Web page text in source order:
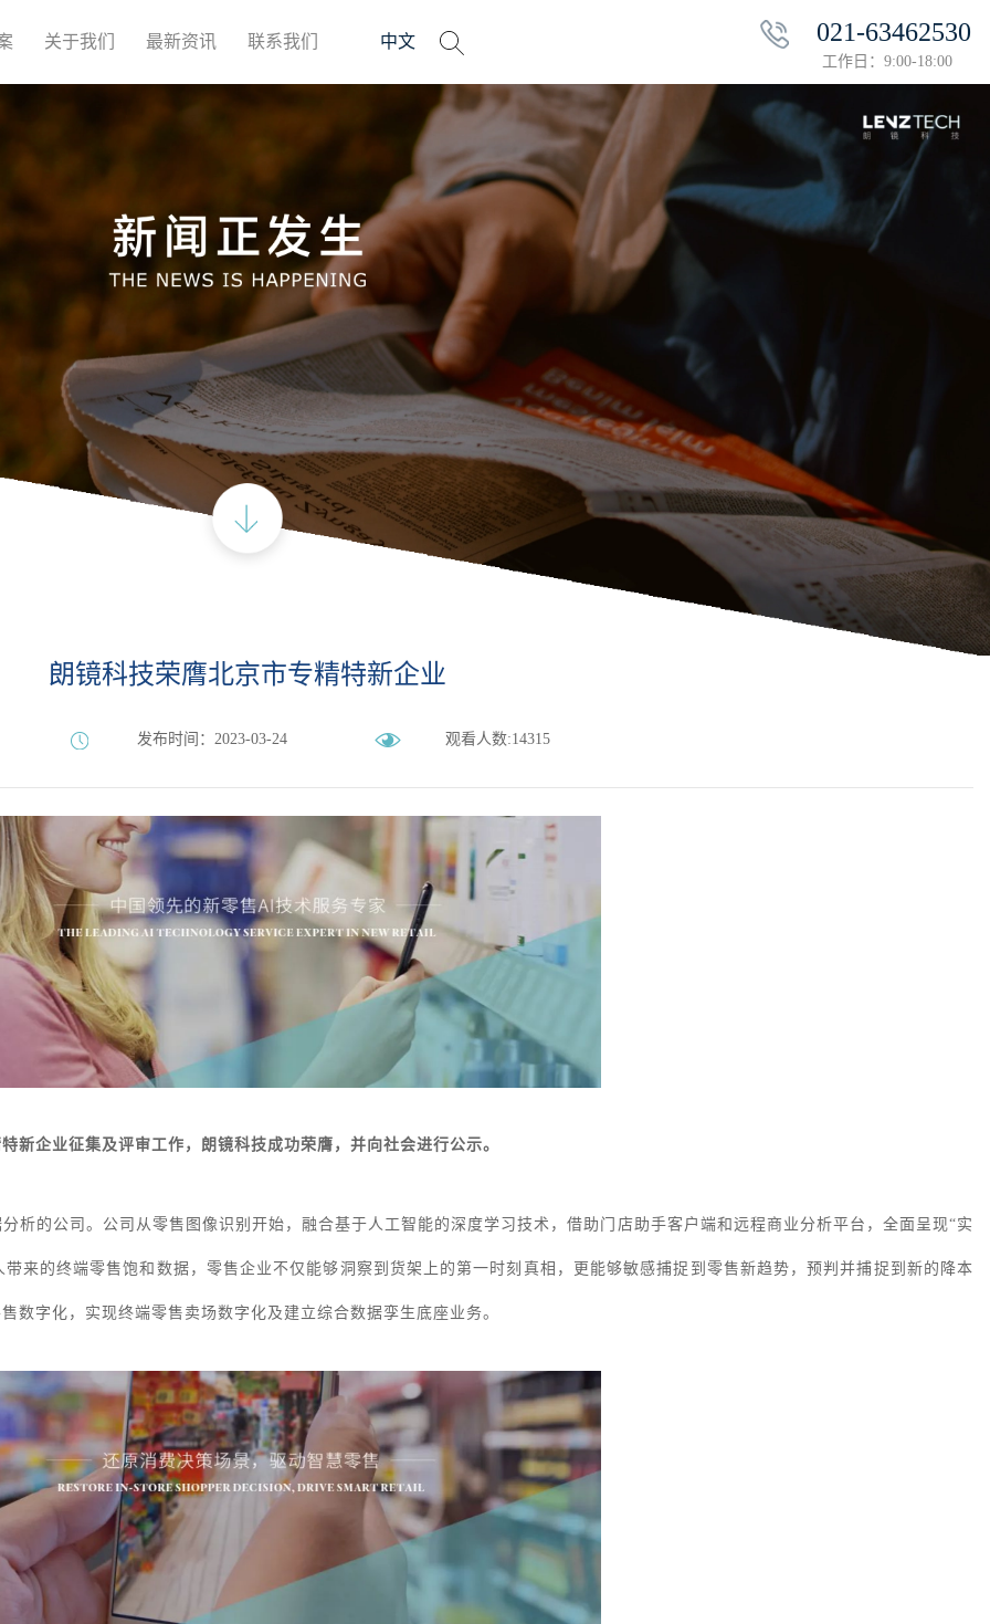
关于我们 最新资讯 联系我们 中文 021-63462530
工作日：9:00-18:00
朗镜科技荣膺北京市专精特新企业
发布时间：2023-03-24 观看人数:14315
新企业征集及评审工作，朗镜科技成功荣膺，并向社会进行公示。
析的公司。公司从零售图像识别开始，融合基于人工智能的深度学习技术，借助门店助手客户端和远程商业分析平台，全面呈现“实
来的终端零售饱和数据，零售企业不仅能够洞察到货架上的第一时刻真相，更能够敏感捕捉到零售新趋势，预判并捕捉到新的降本
数字化，实现终端零售卖场数字化及建立综合数据孪生底座业务。